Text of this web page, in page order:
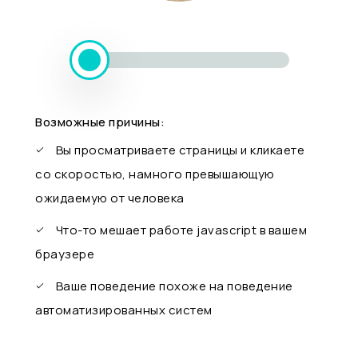
Возможные причины:
Вы просматриваете страницы и кликаете
со скоростью, намного превышающую
ожидаемую от человека
Что-то мешает работе javascript в вашем
браузере
Ваше поведение похоже на поведение
автоматизированных систем